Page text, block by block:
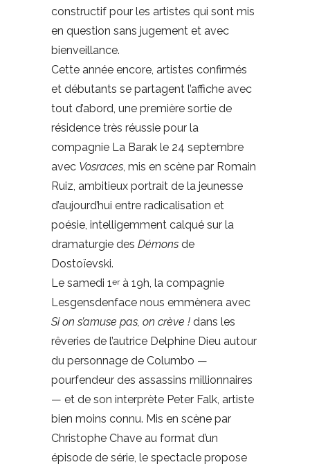
constructif pour les artistes qui sont mis
en question sans jugement et avec
bienveillance.
Cette année encore, artistes confirmés
et débutants se partagent l’affiche avec
tout d’abord, une première sortie de
résidence très réussie pour la
compagnie La Barak le 24 septembre
avec Vosraces, mis en scène par Romain
Ruiz, ambitieux portrait de la jeunesse
d’aujourd’hui entre radicalisation et
poésie, intelligemment calqué sur la
dramaturgie des Démons de
Dostoïevski.
Le samedi 1erà 19h, la compagnie
Lesgensdenface nous emmènera avec
Si on s’amuse pas, on crève ! dans les
rêveries de l’autrice Delphine Dieu autour
du personnage de Columbo —
pourfendeur des assassins millionnaires
— et de son interprète Peter Falk, artiste
bien moins connu. Mis en scène par
Christophe Chave au format d’un
épisode de série, le spectacle propose